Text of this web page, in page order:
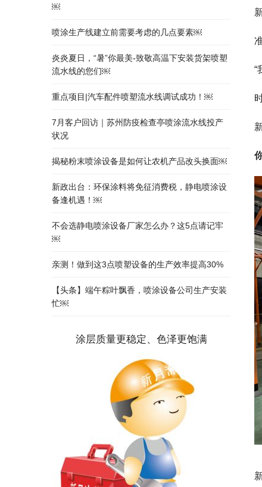
“
￼
喷涂生产线建立前需要考虑的几点要素￼
炎炎夏日，“暑”你最美-致敬高温下安装货架喷塑
流水线的您们￼
重点项目|汽车配件喷塑流水线调试成功！￼
7月客户回访｜苏州防疫检查亭喷涂流水线投产
状况
揭秘粉末喷涂设备是如何让农机产品改头换面￼
新政出台：环保涂料将免征消费税，静电喷涂设
备逢机遇！￼
不会选静电喷涂设备厂家怎么办？这5点请记牢
￼
亲测！做到这3点喷塑设备的生产效率提高30%
【头条】端午粽叶飘香，喷涂设备公司生产安装
忙￼
涂层质量更稳定、色泽更饱满